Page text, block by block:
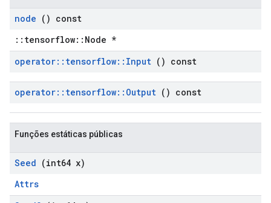
node () const
::tensorflow::Node *
operator:: tensorflow:: Input () const
operator:: tensorflow:: Output () const
Funções estáticas públicas
Seed (int64 x)
Attrs